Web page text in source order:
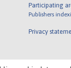
Participating
Publishers
Privacy